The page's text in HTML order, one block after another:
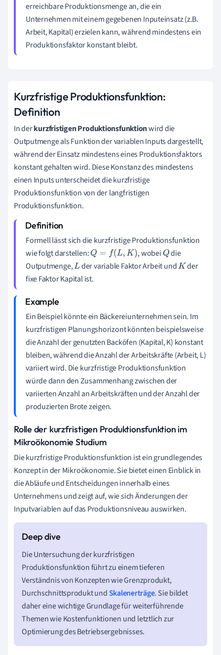
erreichbare Produktionsmenge an, die ein
Unternehmen mit einem gegebenen Inputeinsatz (z.B.
Arbeit, Kapital) erzielen kann, während mindestens ein
Produktionsfaktor konstant bleibt.
Kurzfristige Produktionsfunktion:
Definition
In derkurzfristigen Produktionsfunktionwird die
Outputmenge als Funktion der variablen Inputs dargestellt,
während der Einsatz mindestens eines Produktionsfaktors
konstant gehalten wird. Diese Konstanz des mindestens
einen Inputs unterscheidet die kurzfristige
Produktionsfunktion von der langfristigen
Produktionsfunktion.
Formell lässt sich die kurzfristige Produktionsfunktion
wie folgt darstellen:Q= f(L ,K) , wobei Q die
Outputmenge,L der variable Faktor Arbeit undK der
fixe Faktor Kapital ist.
Ein Beispiel könnte ein Bäckereiunternehmen sein. Im
kurzfristigen Planungshorizont könnten beispielsweise
die Anzahl der genutzten Backöfen (Kapital, K) konstant
bleiben, während die Anzahl der Arbeitskräfte (Arbeit, L)
variiert wird. Die kurzfristige Produktionsfunktion
würde dann den Zusammenhang zwischen der
variierten Anzahl an Arbeitskräften und der Anzahl der
produzierten Brote zeigen.
Rolle der kurzfristigen Produktionsfunktion im
Mikroökonomie Studium
Die kurzfristige Produktionsfunktion ist ein grundlegendes
Konzept in der Mikroökonomie. Sie bietet einen Einblick in
die Abläufe und Entscheidungen innerhalb eines
Unternehmens und zeigt auf, wie sich Änderungen der
Inputvariablen auf das Produktionsniveau auswirken.
Die Untersuchung der kurzfristigen
Produktionsfunktion führt zu einem tieferen
Verständnis von Konzepten wie Grenzprodukt,
Durchschnittsprodukt undSkalenerträge. Sie bildet
daher eine wichtige Grundlage für weiterführende
Themen wie Kostenfunktionen und letztlich zur
Optimierung des Betriebsergebnisses.